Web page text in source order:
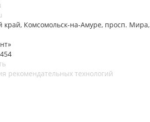
край, Комсомольск-на-Амуре, просп. Мира,
рекомендательных технологий